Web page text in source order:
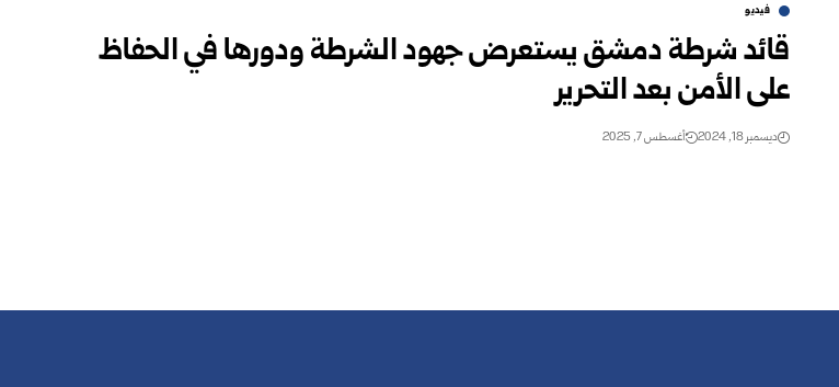
فيديو
قائد شرطة دمشق يستعرض جهود الشرطة ودورها في الحفاظ
على الأمن بعد التحرير
ديسمبر 18, 2024 أغسطس 7, 2025